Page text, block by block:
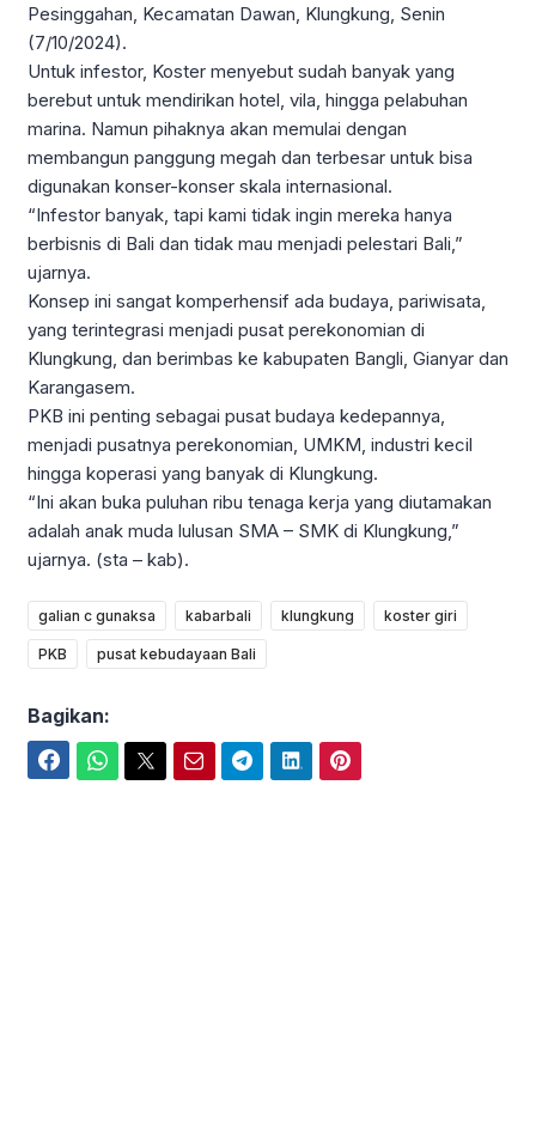
Pesinggahan, Kecamatan Dawan, Klungkung, Senin
(7/10/2024).
Untuk infestor, Koster menyebut sudah banyak yang
berebut untuk mendirikan hotel, vila, hingga pelabuhan
marina. Namun pihaknya akan memulai dengan
membangun panggung megah dan terbesar untuk bisa
digunakan konser-konser skala internasional.
“Infestor banyak, tapi kami tidak ingin mereka hanya
berbisnis di Bali dan tidak mau menjadi pelestari Bali,”
ujarnya.
Konsep ini sangat komperhensif ada budaya, pariwisata,
yang terintegrasi menjadi pusat perekonomian di
Klungkung, dan berimbas ke kabupaten Bangli, Gianyar dan
Karangasem.
PKB ini penting sebagai pusat budaya kedepannya,
menjadi pusatnya perekonomian, UMKM, industri kecil
hingga koperasi yang banyak di Klungkung.
“Ini akan buka puluhan ribu tenaga kerja yang diutamakan
adalah anak muda lulusan SMA – SMK di Klungkung,”
ujarnya. (sta – kab).
galian c gunaksa kabarbali klungkung koster giri
PKB pusat kebudayaan Bali
Bagikan: